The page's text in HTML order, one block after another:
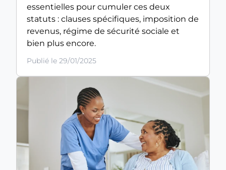
essentielles pour cumuler ces deux
statuts : clauses spécifiques, imposition de
revenus, régime de sécurité sociale et
bien plus encore.
Publié le 29/01/2025